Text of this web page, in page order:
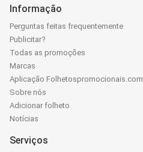
Informação
Perguntas feitas frequentemente
Publicitar?
Todas as promoções
Marcas
Aplicação Folhetospromocionais.com
Sobre nós
Adicionar folheto
Notícias
Serviços